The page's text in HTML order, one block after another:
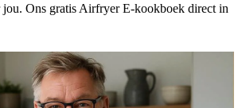
jou. Ons gratis Airfryer E-kookboek direct in